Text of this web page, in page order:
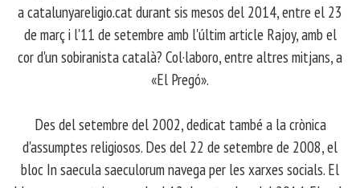
a catalunyareligio.cat durant sis mesos del 2014, entre el 23
de març i l'11 de setembre amb l'últim article Rajoy, amb el
cor d'un sobiranista català? Col·laboro, entre altres mitjans, a
«El Pregó».
​ Des del setembre del 2002, dedicat també a la crònica
d'assumptes religiosos. Des del 22 de setembre de 2008, el
bloc In saecula saeculorum navega per les xarxes socials. El